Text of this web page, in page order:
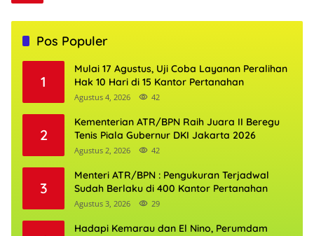
Pos Populer
1
Mulai 17 Agustus, Uji Coba Layanan Peralihan
Hak 10 Hari di 15 Kantor Pertanahan
Agustus 4, 2026 42
2
Kementerian ATR/BPN Raih Juara II Beregu
Tenis Piala Gubernur DKI Jakarta 2026
Agustus 2, 2026 42
3
Menteri ATR/BPN : Pengukuran Terjadwal
Sudah Berlaku di 400 Kantor Pertanahan
Agustus 3, 2026 29
Hadapi Kemarau dan El Nino, Perumdam